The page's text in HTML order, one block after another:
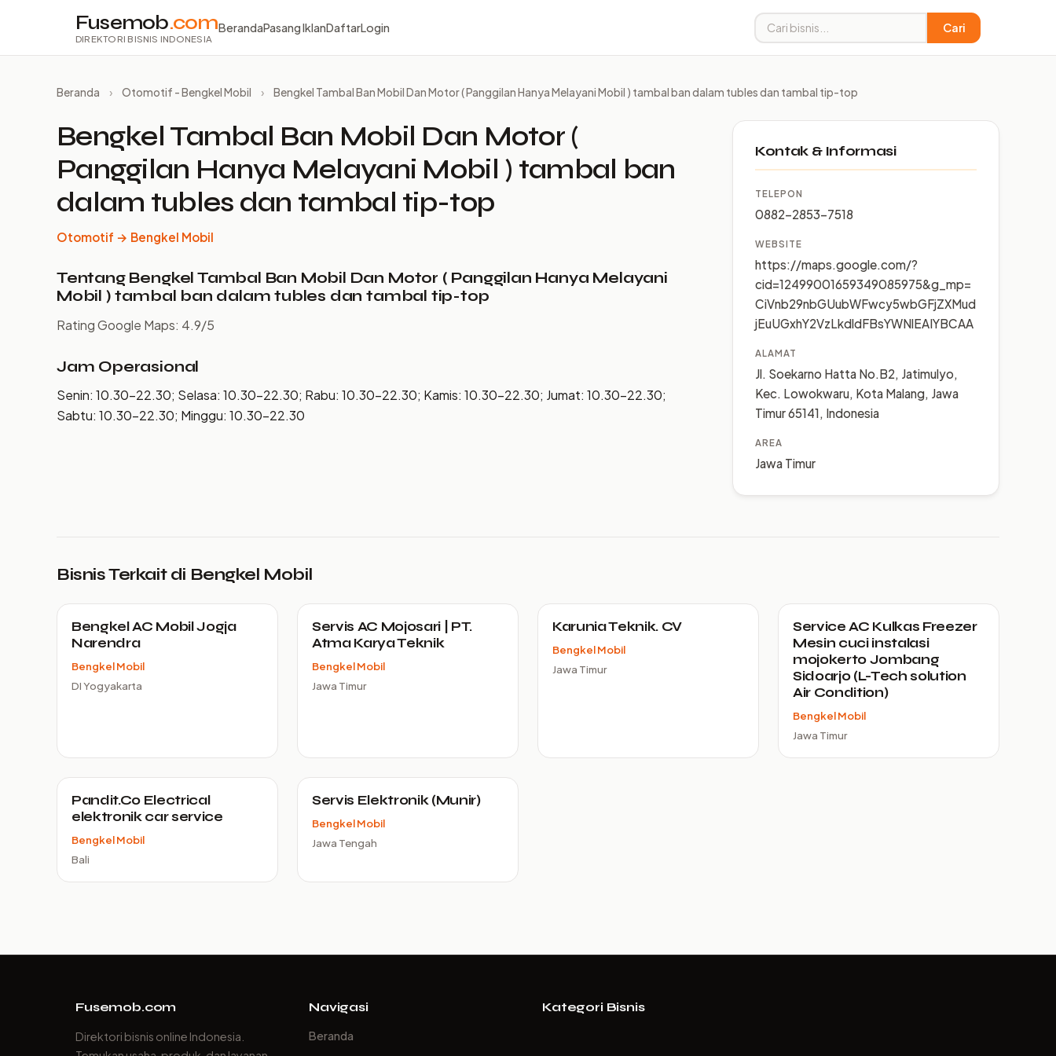
Fusemob.com
DIREKTORI BISNIS INDONESIA
BerandaPasang IklanDaftarLogin Cari
Beranda › Otomotif - Bengkel Mobil › Bengkel Tambal Ban Mobil Dan Motor ( Panggilan Hanya Melayani Mobil ) tambal ban dalam tubles dan tambal tip-top
Bengkel Tambal Ban Mobil Dan Motor (
Panggilan Hanya Melayani Mobil ) tambal ban
dalam tubles dan tambal tip-top
Otomotif → Bengkel Mobil
Tentang Bengkel Tambal Ban Mobil Dan Motor ( Panggilan Hanya Melayani
Mobil ) tambal ban dalam tubles dan tambal tip-top
Rating Google Maps: 4.9/5
Jam Operasional
Senin: 10.30–22.30; Selasa: 10.30–22.30; Rabu: 10.30–22.30; Kamis: 10.30–22.30; Jumat: 10.30–22.30;
Sabtu: 10.30–22.30; Minggu: 10.30–22.30
Kontak & Informasi
TELEPON
0882-2853-7518
WEBSITE
https://maps.google.com/?
cid=12499001659349085975&g_mp=
CiVnb29nbGUubWFwcy5wbGFjZXMud
jEuUGxhY2VzLkdldFBsYWNlEAIYBCAA
ALAMAT
Jl. Soekarno Hatta No.B2, Jatimulyo,
Kec. Lowokwaru, Kota Malang, Jawa
Timur 65141, Indonesia
AREA
Jawa Timur
Bisnis Terkait di Bengkel Mobil
Bengkel AC Mobil Jogja
Narendra
Bengkel Mobil
DI Yogyakarta
Servis AC Mojosari | PT.
Atma Karya Teknik
Bengkel Mobil
Jawa Timur
Karunia Teknik. CV
Bengkel Mobil
Jawa Timur
Service AC Kulkas Freezer
Mesin cuci instalasi
mojokerto Jombang
Sidoarjo (L-Tech solution
Air Condition)
Bengkel Mobil
Jawa Timur
Pandit.Co Electrical
elektronik car service
Bengkel Mobil
Bali
Servis Elektronik (Munir)
Bengkel Mobil
Jawa Tengah
Fusemob.com
Direktori bisnis online Indonesia.
Navigasi
Beranda
Kategori Bisnis